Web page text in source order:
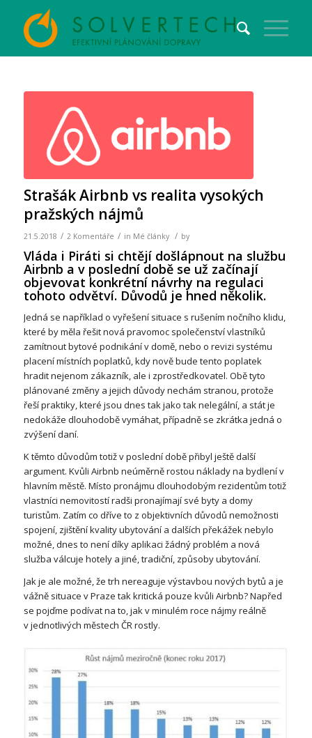
Strašák Airbnb vs realita vysokých
pražských nájmů
21.5.2018 / 2 Komentáře / in Mé články / by
Vláda i Piráti si chtějí došlápnout na službu
Airbnb a v poslední době se už začínají
objevovat konkrétní návrhy na regulaci
tohoto odvětví. Důvodů je hned několik.
Jedná se například o vyřešení situace s rušením nočního klidu,
které by měla řešit nová pravomoc společenství vlastníků
zamítnout bytové podnikání v domě, nebo o revizi systému
placení místních poplatků, kdy nově bude tento poplatek
hradit nejenom zákazník, ale i zprostředkovatel. Obě tyto
plánované změny a jejich důvody nechám stranou, protože
řeší praktiky, které jsou dnes tak jako tak nelegální, a stát je
nedokáže dlouhodobě vymáhat, případně se zkrátka jedná o
zvýšení daní.
K těmto důvodům totiž v poslední době přibyl ještě další
argument. Kvůli Airbnb neúměrně rostou náklady na bydlení v
hlavním městě. Místo pronájmu dlouhodobým rezidentům totiž
vlastníci nemovitostí radši pronajímají své byty a domy
turistům. Zatím co dříve to z objektivních důvodů nemožnosti
spojení, zjištění kvality ubytování a dalších překážek nebylo
možné, dnes to není díky aplikaci žádný problém a nová
služba válcuje hotely a jiné, tradiční, způsoby ubytování.
Jak je ale možné, že trh nereaguje výstavbou nových bytů a je
vážně situace v Praze tak kritická pouze kvůli Airbnb? Napřed
se pojďme podívat na to, jak v minulém roce nájmy reálně
v jednotlivých městech ČR rostly.